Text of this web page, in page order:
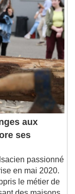
aux
ses
passionné
en mai 2020.
le métier de